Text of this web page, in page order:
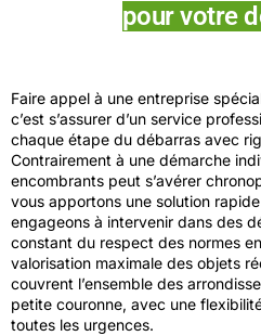
pour votre
Faire appel à une entreprise
c’est s’assurer d’un service
chaque étape du débarras avec
Contrairement à une démarche
encombrants peut s’avérer
vous apportons une solution
engageons à intervenir dans des
constant du respect des normes
valorisation maximale des objets
couvrent l’ensemble des
petite couronne, avec une
toutes les urgences.